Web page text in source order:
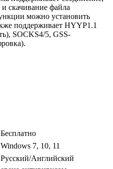
и скачивание файла
можно установить
поддерживает HYYP1.1
SOCKS4/5, GSS-
Бесплатно
Windows 7, 10, 11
Русский/Английский